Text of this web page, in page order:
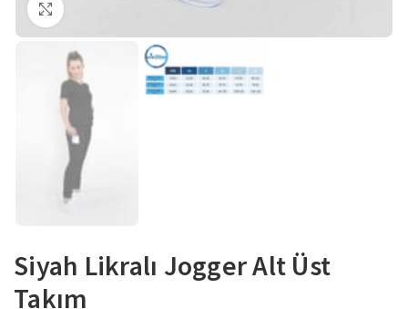
Büyütmek için tıklayın
Siyah Likralı Jogger Alt Üst
Takım